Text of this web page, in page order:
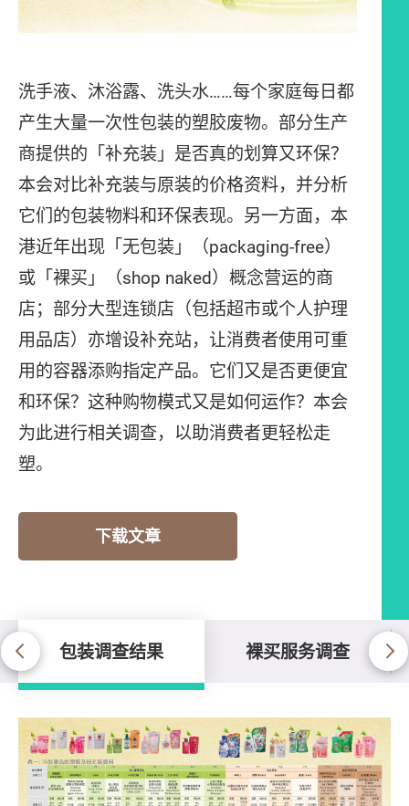
洗手液、沐浴露、洗头水……每个家庭每日都
产生大量一次性包装的塑胶废物。部分生产
商提供的「补充装」是否真的划算又环保？
本会对比补充装与原装的价格资料，并分析
它们的包装物料和环保表现。另一方面，本
港近年出现「无包装」（packaging-free）
或「裸买」（shop naked）概念营运的商
店；部分大型连锁店（包括超市或个人护理
用品店）亦增设补充站，让消费者使用可重
用的容器添购指定产品。它们又是否更便宜
和环保？这种购物模式又是如何运作？本会
为此进行相关调查，以助消费者更轻松走
塑。
下载文章
包装调查结果 裸买服务调查
包装调查结果